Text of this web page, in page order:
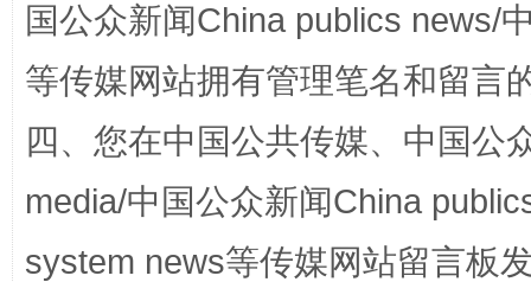
国家大学科技园优化重塑工作
国公众新闻China publics news/
等传媒网站拥有管理笔名和留言
四、您在中国公共传媒、中国公
media/中国公众新闻China
system news等传媒网站留言板